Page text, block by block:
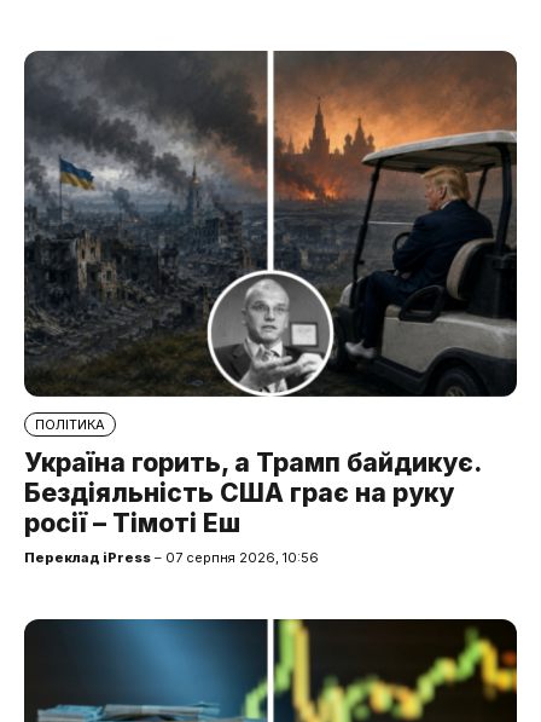
ПОЛІТИКА
Україна горить, а Трамп байдикує.
Бездіяльність США грає на руку
росії – Тімоті Еш
Переклад iPress – 07 серпня 2026, 10:56